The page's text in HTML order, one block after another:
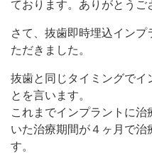
ております。ありがとうご
さて、抜歯即時埋込イン
ただきました。
抜歯と同じタイミングでイ
とを言います。
これまでインプラントに
いた治療期間が４ヶ月で
す。